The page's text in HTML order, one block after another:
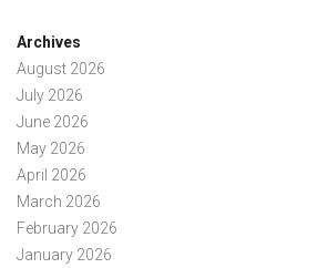
Archives
August 2026
July 2026
June 2026
May 2026
April 2026
March 2026
February 2026
January 2026